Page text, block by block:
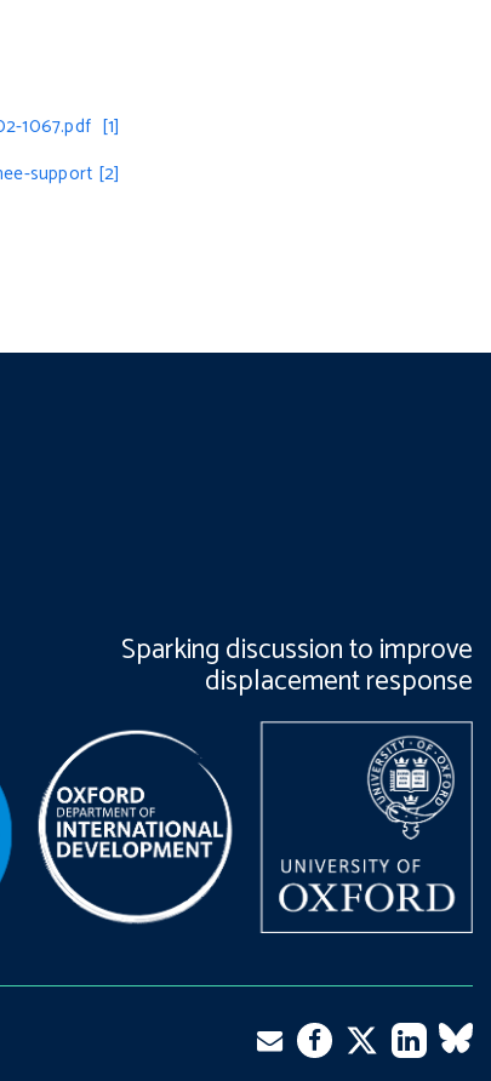
[1]
1067.pdf
[2]
support
Sparking discussion to improve
displacement response
EmailFacebookTwitter
LinkedIn
VK